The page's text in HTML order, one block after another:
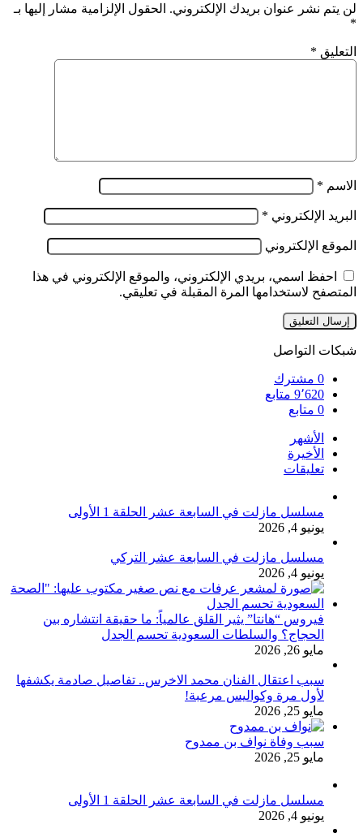
لن يتم نشر عنوان بريدك الإلكتروني. الحقول الإلزامية مشار إليها بـ
*
التعليق *
الاسم *
البريد الإلكتروني *
الموقع الإلكتروني
احفظ اسمي، بريدي الإلكتروني، والموقع الإلكتروني في هذا
المتصفح لاستخدامها المرة المقبلة في تعليقي.
شبكات التواصل
0 مشترك
9٬620 متابع
0 متابع
الأشهر
الأخيرة
تعليقات
مسلسل مازلت في السابعة عشر الحلقة 1 الأولى
يونيو 4, 2026
مسلسل مازلت في السابعة عشر التركي
يونيو 4, 2026
فيروس “هانتا” يثير القلق عالمياً: ما حقيقة انتشاره بين
الحجاج؟ والسلطات السعودية تحسم الجدل
مايو 26, 2026
سبب اعتقال الفنان محمد الاخرس.. تفاصيل صادمة يكشفها
لأول مرة وكواليس مرعبة!
مايو 25, 2026
سبب وفاة نواف بن ممدوح
مايو 25, 2026
مسلسل مازلت في السابعة عشر الحلقة 1 الأولى
يونيو 4, 2026